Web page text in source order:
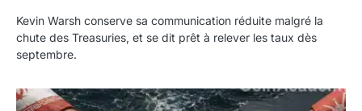
Kevin Warsh conserve sa communication réduite malgré la
chute des Treasuries, et se dit prêt à relever les taux dès
septembre.
Ormuz : l’Iran annonce un accord avec Oman sur une